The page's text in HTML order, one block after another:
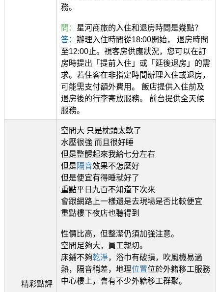
務。
問： 星河商旅的入住和退房時間是幾點？
答： 辦理入住時間從18:00開始， 退房時間
至12:00止。視客房供應狀況，您可以在訂
房時提出「提前入住」或「延後退房」的需
求。若住客在非指定時間辦理入住或退房，
可能需支付額外費用。 飯店提供入住前及
退房後的行李寄放服務。 前台提供全天候
服務。
精彩點評
空間大 只是枕頭太軟了
水壓很強 而且很好睡
但是整體起來我給七分左右
但是 隔音效果不怎麼好
但是便宜有得睡就好了
重點平日九百不知道下次來
會跟網路上一樣還是去現場是否比較便宜
重點樓下夜店也聽得到
性價比高，但整潔仍須加強注意。
空間足夠大，員工親切。
床鋪不夠乾淨，浴巾有破損，吹風機易過
熱，隔音稍差，地理位置位於外籍移工服務
中心樓上，會有不少外籍移工群聚。